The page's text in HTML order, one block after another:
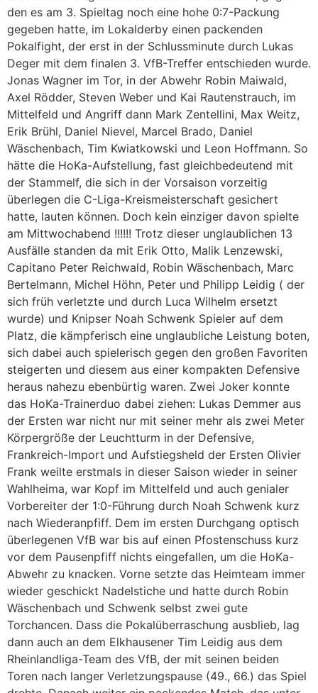
den es am 3. Spieltag noch eine hohe 0:7-Packung
gegeben hatte, im Lokalderby einen packenden
Pokalfight, der erst in der Schlussminute durch Lukas
Deger mit dem finalen 3. VfB-Treffer entschieden wurde.
Jonas Wagner im Tor, in der Abwehr Robin Maiwald,
Axel Rödder, Steven Weber und Kai Rautenstrauch, im
Mittelfeld und Angriff dann Mark Zentellini, Max Weitz,
Erik Brühl, Daniel Nievel, Marcel Brado, Daniel
Wäschenbach, Tim Kwiatkowski und Leon Hoffmann. So
hätte die HoKa-Aufstellung, fast gleichbedeutend mit
der Stammelf, die sich in der Vorsaison vorzeitig
überlegen die C-Liga-Kreismeisterschaft gesichert
hatte, lauten können. Doch kein einziger davon spielte
am Mittwochabend !!!!!! Trotz dieser unglaublichen 13
Ausfälle standen da mit Erik Otto, Malik Lenzewski,
Capitano Peter Reichwald, Robin Wäschenbach, Marc
Bertelmann, Michel Höhn, Peter und Philipp Leidig ( der
sich früh verletzte und durch Luca Wilhelm ersetzt
wurde) und Knipser Noah Schwenk Spieler auf dem
Platz, die kämpferisch eine unglaubliche Leistung boten,
sich dabei auch spielerisch gegen den großen Favoriten
steigerten und diesem aus einer kompakten Defensive
heraus nahezu ebenbürtig waren. Zwei Joker konnte
das HoKa-Trainerduo dabei ziehen: Lukas Demmer aus
der Ersten war nicht nur mit seiner mehr als zwei Meter
Körpergröße der Leuchtturm in der Defensive,
Frankreich-Import und Aufstiegsheld der Ersten Olivier
Frank weilte erstmals in dieser Saison wieder in seiner
Wahlheima, war Kopf im Mittelfeld und auch genialer
Vorbereiter der 1:0-Führung durch Noah Schwenk kurz
nach Wiederanpfiff. Dem im ersten Durchgang optisch
überlegenen VfB war bis auf einen Pfostenschuss kurz
vor dem Pausenpfiff nichts eingefallen, um die HoKa-
Abwehr zu knacken. Vorne setzte das Heimteam immer
wieder geschickt Nadelstiche und hatte durch Robin
Wäschenbach und Schwenk selbst zwei gute
Torchancen. Dass die Pokalüberraschung ausblieb, lag
dann auch an dem Elkhausener Tim Leidig aus dem
Rheinlandliga-Team des VfB, der mit seinen beiden
Toren nach langer Verletzungspause (49., 66.) das Spiel